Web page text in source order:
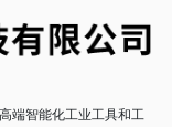
端智能化工业工具和工